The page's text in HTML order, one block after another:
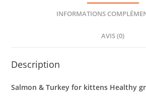
INFORMATIONS
AVIS (0)
Description
Salmon & Turkey for kittens Healthy